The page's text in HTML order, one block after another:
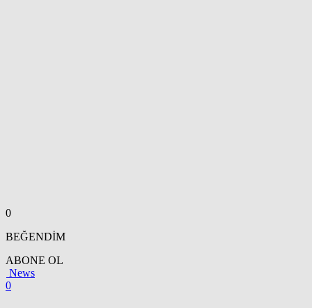
0
BEĞENDİM
ABONE OL
News
0